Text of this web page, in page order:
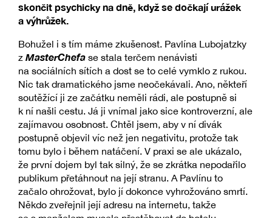
skončit psychicky na dně, když se dočkají urážek
a výhrůžek.
Bohužel i s tím máme zkušenost. Pavlína Lubojatzky
z MasterChefa se stala terčem nenávisti
na sociálních sítích a dost se to celé vymklo z rukou.
Nic tak dramatického jsme neočekávali. Ano, někteří
soutěžící ji ze začátku neměli rádi, ale postupně si
k ní našli cestu. Já ji vnímal jako sice kontroverzní, ale
zajímavou osobnost. Chtěl jsem, aby v ní divák
postupně objevil víc než jen negativitu, protože tak
tomu bylo i během natáčení. V praxi se ale ukázalo,
že první dojem byl tak silný, že se zkrátka nepodařilo
publikum přetáhnout na její stranu. A Pavlínu to
začalo ohrožovat, bylo jí dokonce vyhrožováno smrtí.
Někdo zveřejnil její adresu na internetu, takže